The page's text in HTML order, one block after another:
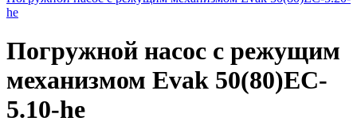
he
Погружной насос с режущим
механизмом Evak 50(80)EC-
5.10-he